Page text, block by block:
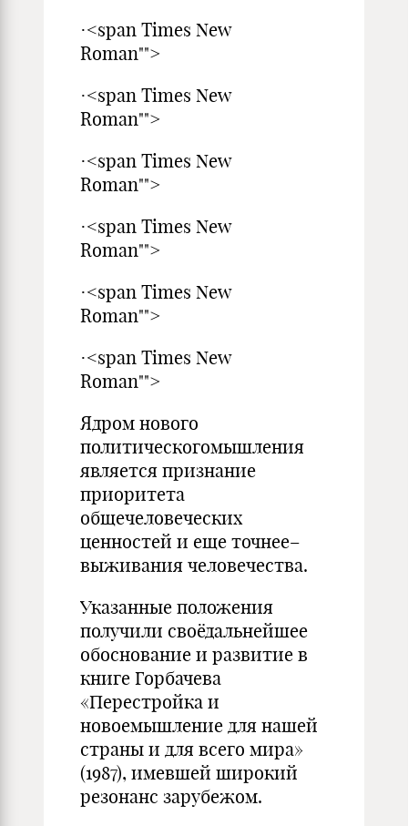
·<span Times New
Roman"">
·<span Times New
Roman"">
·<span Times New
Roman"">
·<span Times New
Roman"">
·<span Times New
Roman"">
·<span Times New
Roman"">
Ядром нового
политическогомышления
является признание
приоритета
общечеловеческих
ценностей и еще точнее–
выживания человечества.
Указанные положения
получили своёдальнейшее
обоснование и развитие в
книге Горбачева
«Перестройка и
новоемышление для нашей
страны и для всего мира»
(1987), имевшей широкий
резонанс зарубежом.